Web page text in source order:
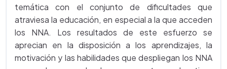
temática con el conjunto de dificultades que
atraviesa la educación, en especial a la que acceden
los NNA. Los resultados de este esfuerzo se
aprecian en la disposición a los aprendizajes, la
motivación y las habilidades que despliegan los NNA